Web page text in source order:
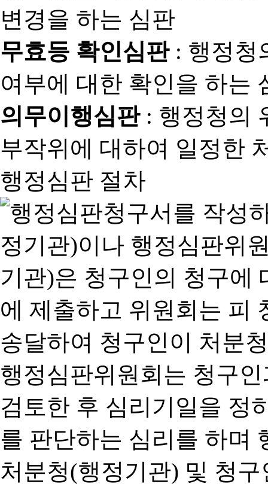
변경을 하는 심판
무효등 확인심판: 행정청
여부에 대한 확인을 하는
의무이행심판: 행정청의
부작위에 대하여 일정한
행정심판 절차